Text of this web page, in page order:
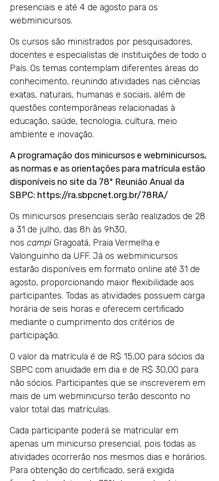
presenciais e até 4 de agosto para os
webminicursos.
Os cursos são ministrados por pesquisadores,
docentes e especialistas de instituições de todo o
País. Os temas contemplam diferentes áreas do
conhecimento, reunindo atividades nas ciências
exatas, naturais, humanas e sociais, além de
questões contemporâneas relacionadas à
educação, saúde, tecnologia, cultura, meio
ambiente e inovação.
A programação dos minicursos e webminicursos,
as normas e as orientações para matrícula estão
disponíveis no site da 78ª Reunião Anual da
SBPC: https://ra.sbpcnet.org.br/78RA/
Os minicursos presenciais serão realizados de 28
a 31 de julho, das 8h às 9h30,
nos campiGragoatá, Praia Vermelha e
Valonguinho da UFF. Já os webminicursos
estarão disponíveis em formato online até 31 de
agosto, proporcionando maior flexibilidade aos
participantes. Todas as atividades possuem carga
horária de seis horas e oferecem certificado
mediante o cumprimento dos critérios de
participação.
O valor da matrícula é de R$ 15,00 para sócios da
SBPC com anuidade em dia e de R$ 30,00 para
não sócios. Participantes que se inscreverem em
mais de um webminicurso terão desconto no
valor total das matrículas.
Cada participante poderá se matricular em
apenas um minicurso presencial, pois todas as
atividades ocorrerão nos mesmos dias e horários.
Para obtenção do certificado, será exigida